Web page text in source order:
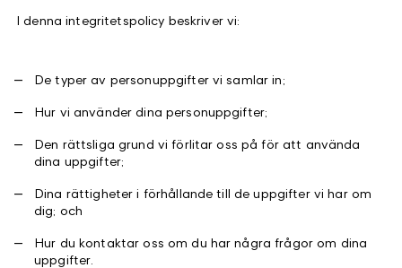
I denna integritetspolicy beskriver vi:
De typer av personuppgifter vi samlar in;
Hur vi använder dina personuppgifter;
Den rättsliga grund vi förlitar oss på för att använda
dina uppgifter;
Dina rättigheter i förhållande till de uppgifter vi har om
dig; och
Hur du kontaktar oss om du har några frågor om dina
uppgifter.